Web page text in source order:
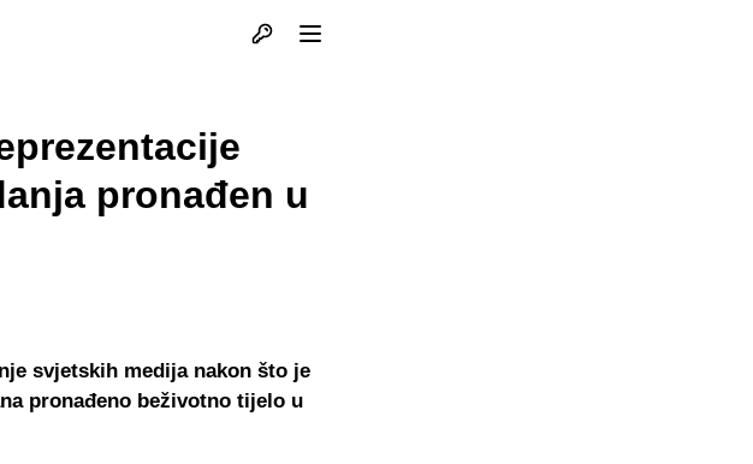
Otvori profil
pronađen u
svjetskih medija nakon što je
pronađeno beživotno tijelo u